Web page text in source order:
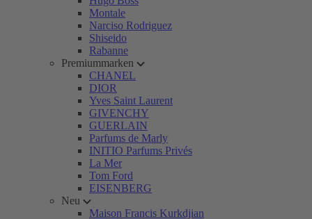
Montale
Narciso Rodriguez
Shiseido
Rabanne
Premiummarken
CHANEL
DIOR
Yves Saint Laurent
GIVENCHY
GUERLAIN
Parfums de Marly
INITIO Parfums Privés
La Mer
Tom Ford
EISENBERG
Neu
Maison Francis Kurkdjian